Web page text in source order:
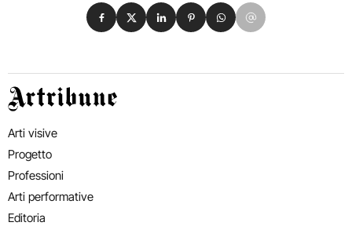
Condividi su Facebook
Condividi su X
Condividi su LinkedIn
Condividi su Pinterest
Condividi su WhatsApp
Condividi su Email
Artribune
Arti visive
Progetto
Professioni
Arti performative
Editoria